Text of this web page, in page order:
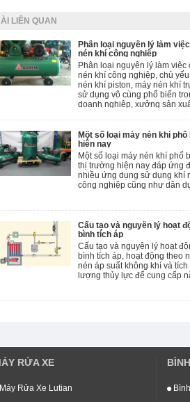
LIÊN QUAN
Phân loại nguyên lý làm
nén khí công nghiệp
Phân loại nguyên lý làm việc
nén khí công nghiệp, chủ
nén khí piston, máy nén khí
sử dụng vô cùng phổ biến
doanh nghiệp, xưởng sản
Một số loại máy nén khí phổ
hiện nay
Một số loại máy nén khí phổ
thị trường hiện nay đáp ứng
nhiều ứng dụng sử dụng khí
công nghiệp cũng như dân
Cấu tạo và nguyên lý hoạt
bình tích áp
Cấu tạo và nguyên lý hoạt
bình tích áp, hoạt động theo
nén áp suất không khí và tích
lượng thủy lực để cung cấp
RỬA XE
Rửa Xe Lutian